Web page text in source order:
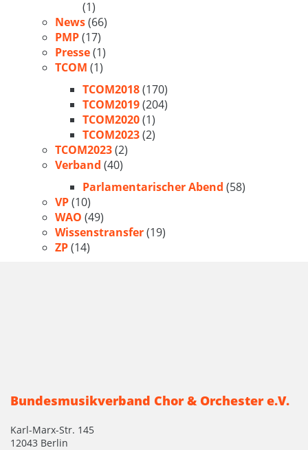
(1)
News(66)
PMP(17)
Presse(1)
TCOM (1)
TCOM2018(170)
TCOM2019(204)
TCOM2020(1)
TCOM2023(2)
TCOM2023(2)
Verband (40)
Parlamentarischer Abend (58)
VP(10)
WAO (49)
Wissenstransfer(19)
ZP(14)
Bundesmusikverband Chor & Orchester e.V.
Karl-Marx-Str. 145
12043 Berlin